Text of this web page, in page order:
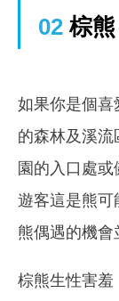
02 棕熊
如果你是個喜
的森林及溪
園的入口處
遊客這是熊可
熊偶遇的機會
棕熊生性害羞